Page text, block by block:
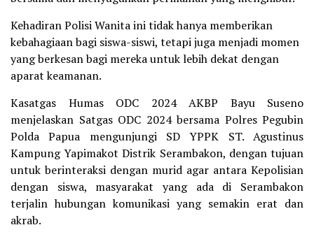
Kehadiran Polisi Wanita ini tidak hanya memberikan
kebahagiaan bagi siswa-siswi, tetapi juga menjadi momen
yang berkesan bagi mereka untuk lebih dekat dengan
aparat keamanan.
Kasatgas Humas ODC 2024 AKBP Bayu Suseno
menjelaskan Satgas ODC 2024 bersama Polres Pegubin
Polda Papua mengunjungi SD YPPK ST. Agustinus
Kampung Yapimakot Distrik Serambakon, dengan tujuan
untuk berinteraksi dengan murid agar antara Kepolisian
dengan siswa, masyarakat yang ada di Serambakon
terjalin hubungan komunikasi yang semakin erat dan
akrab.